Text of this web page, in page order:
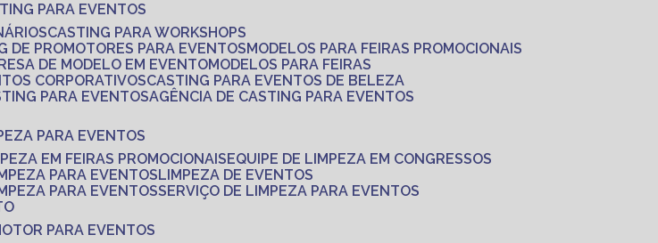
PARA EVENTOS
CASTING PARA WORKSHOPS
DE PROMOTORES PARA EVENTOS
MODELOS PARA FEIRAS PROMOCIONAIS
DE MODELO EM EVENTO
MODELOS PARA FEIRAS
CORPORATIVOS
CASTING PARA EVENTOS DE BELEZA
PARA EVENTOS
AGÊNCIA DE CASTING PARA EVENTOS
PARA EVENTOS
EM FEIRAS PROMOCIONAIS
EQUIPE DE LIMPEZA EM CONGRESSOS
PARA EVENTOS
LIMPEZA DE EVENTOS
PARA EVENTOS SERVIÇO DE LIMPEZA PARA EVENTOS
PARA EVENTOS